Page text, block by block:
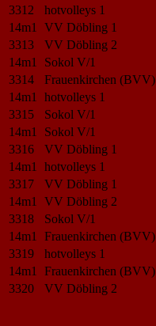
3312
hotvolleys 1
14m1
VV Döbling 1
3313
VV Döbling 2
14m1
Sokol V/1
3314
Frauenkirchen (BVV)
14m1
hotvolleys 1
3315
Sokol V/1
14m1
Sokol V/1
3316
VV Döbling 1
14m1
hotvolleys 1
3317
VV Döbling 1
14m1
VV Döbling 2
3318
Sokol V/1
14m1
Frauenkirchen (BVV)
3319
hotvolleys 1
14m1
Frauenkirchen (BVV)
3320
VV Döbling 2